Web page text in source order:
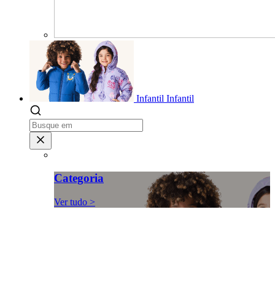
Infantil Infantil
Categoria
Ver tudo >